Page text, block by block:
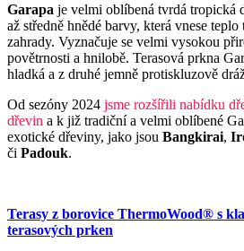
Garapa je velmi oblíbená tvrdá tropická
až středně hnědé barvy, která vnese
zahrady. Vyznačuje se velmi vysokou
povětrnosti a hnilobě. Terasová prkna
hladká a z druhé jemně protiskluzově
Od sezóny 2024 jsme rozšířili nabídku
dřevin a k již tradiční a velmi oblíbené
exotické dřeviny, jako jsou Bangkirai,
či Padouk.
Terasy z borovice ThermoWood® s
terasových prken